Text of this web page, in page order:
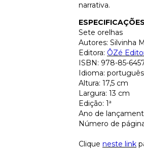
narrativa.
Sete orelhas
Autores: Silvinha
Editora: ÔZé
ISBN: 978-85-
Idioma: português
Altura: 17,5 cm
Largura: 13 cm
Edição: 1ª
Ano de
Número de
Clique neste link